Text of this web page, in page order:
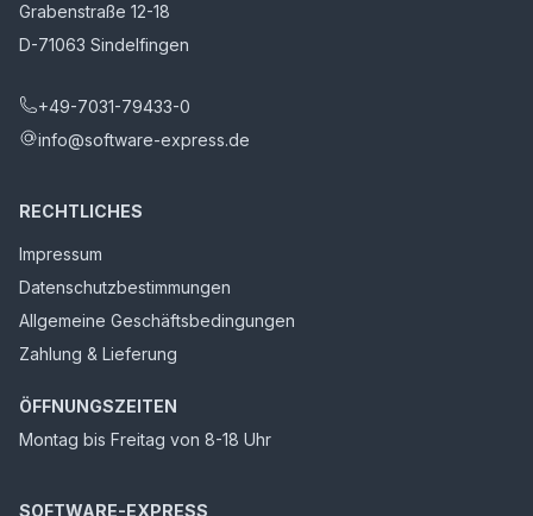
Grabenstraße 12-18
D-71063 Sindelfingen
+49-7031-79433-0
info@software-express.de
RECHTLICHES
Impressum
Datenschutzbestimmungen
Allgemeine Geschäftsbedingungen
Zahlung & Lieferung
ÖFFNUNGSZEITEN
Montag bis Freitag von 8-18 Uhr
SOFTWARE-EXPRESS